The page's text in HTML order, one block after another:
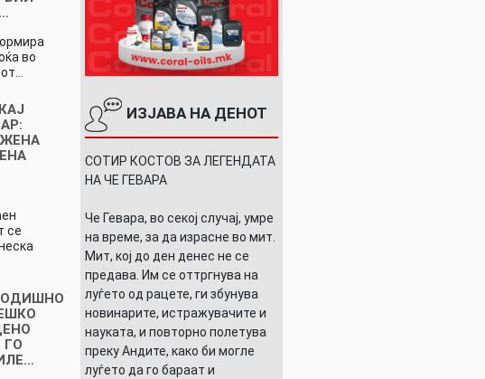
во
се
ГО
ИЗЈАВА НА ДЕНОТ
СОТИР КОСТОВ ЗА ЛЕГЕНДАТА
НА ЧЕ ГЕВАРА
Че Гевара, во секој случај, умре
на време, за да израсне во мит.
Мит, кој до ден денес не се
предава. Им се оттргнува на
луѓето од рацете, ги збунува
новинарите, истражувачите и
науката, и повторно полетува
преку Андите, како би могле
луѓето да го бараат и